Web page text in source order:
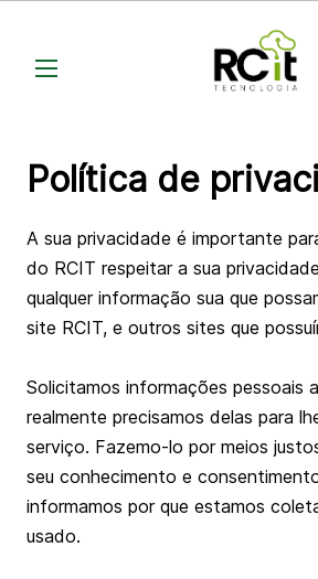
Política de
A sua privacidade é importante
do RCIT respeitar a sua
qualquer informação sua que
site RCIT, e outros sites que
Solicitamos informações pessoais
realmente precisamos delas para
serviço. Fazemo-lo por meios
seu conhecimento e
informamos por que estamos
usado.